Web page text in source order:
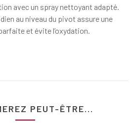
avec un spray nettoyant adapté.
au niveau du pivot assure une
et évite l’oxydation.
PEUT-ÊTRE...